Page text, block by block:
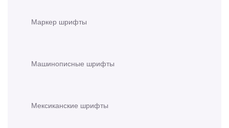
Маркер шрифты
Машинописные шрифты
Мексиканские шрифты